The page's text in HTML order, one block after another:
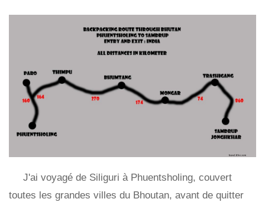
J'ai voyagé de Siliguri à Phuentsholing, couvert
toutes les grandes villes du Bhoutan, avant de quitter